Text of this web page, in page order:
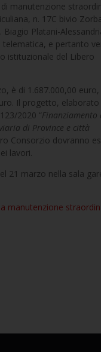
manutenzione
n. 17C bivio
Biagio Platani-
e pertanto
istituzionale del Libero
è di 1.687.000,00 euro,
Il progetto, elaborato
2020 “Finanziamento
di Province e città
Consorzio dovranno
lavori.
21 marzo nella sala
manutenzione